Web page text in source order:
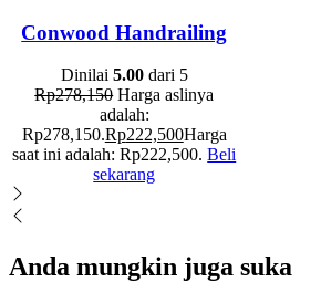
Conwood Handrailing
Dinilai 5.00dari 5
Rp278,150 Harga aslinya
adalah:
Rp278,150.Rp222,500Harga
saat ini adalah: Rp222,500. Beli
sekarang
Anda mungkin juga suka